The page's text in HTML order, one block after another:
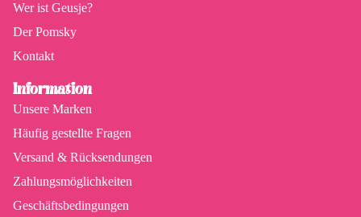
Wer ist Geusje?
Der Pomsky
Kontakt
Information
Unsere Marken
Häufig gestellte Fragen
Versand & Rücksendungen
Zahlungsmöglichkeiten
Geschäftsbedingungen